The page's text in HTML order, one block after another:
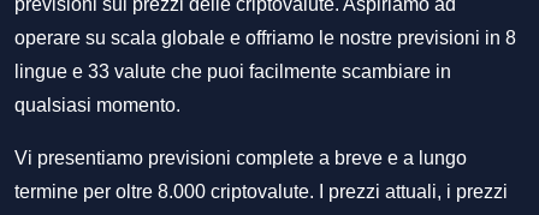
previsioni sui prezzi delle criptovalute. Aspiriamo ad
operare su scala globale e offriamo le nostre previsioni in 8
lingue e 33 valute che puoi facilmente scambiare in
qualsiasi momento.
Vi presentiamo previsioni complete a breve e a lungo
termine per oltre 8.000 criptovalute. I prezzi attuali, i prezzi